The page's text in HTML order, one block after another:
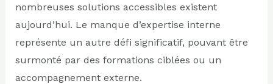
nombreuses solutions accessibles existent
aujourd’hui. Le manque d’expertise interne
représente un autre défi significatif, pouvant être
surmonté par des formations ciblées ou un
accompagnement externe.